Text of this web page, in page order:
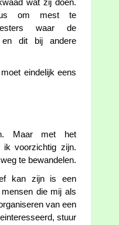
wat zij doen.
om mest te
waar de
en dit bij andere
eindelijk eens
Maar met het
voorzichtig zijn.
te bewandelen.
kan zijn is een
die mij als
van een
stuur